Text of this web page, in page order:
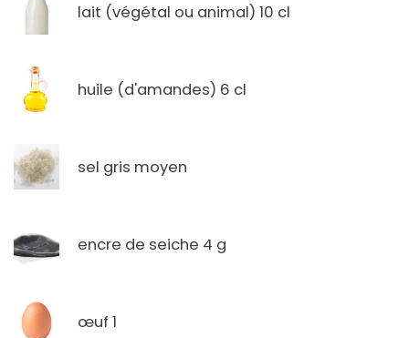
lait (végétal ou animal) 10 cl
huile (d'amandes) 6 cl
sel gris moyen
encre de seiche 4 g
œuf 1